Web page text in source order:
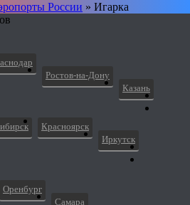
России » Игарка
Ростов-на-Дону
Казань
Красноярск
Иркутск
Оренбург
Самара